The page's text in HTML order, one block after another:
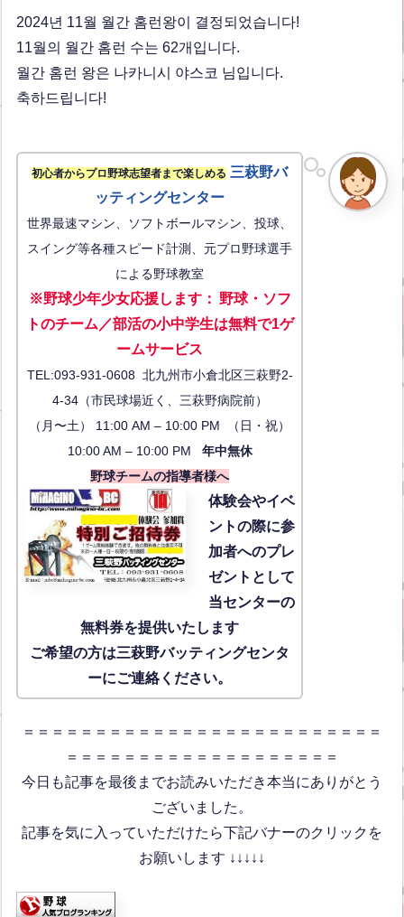
2024년 11월 월간 홈런왕이 결정되었습니다!
11월의 월간 홈런 수는 62개입니다.
월간 홈런 왕은 나카니시 야스코 님입니다.
축하드립니다!
初心者からプロ野球志望者まで楽しめる 三萩野バ
ッティングセンター
世界最速マシン、ソフトボールマシン、投球、
スイング等各種スピード計測、元プロ野球選手
による野球教室
※野球少年少女応援します： 野球・ソフ
トのチーム／部活の小中学生は無料で1ゲ
ームサービス
TEL:093-931-0608 北九州市小倉北区三萩野2-
4-34（市民球場近く、三萩野病院前）
（月〜土） 11:00 AM – 10:00 PM （日・祝）
10:00 AM – 10:00 PM 年中無休
野球チームの指導者様へ
体験会やイベ
ントの際に参
加者へのプレ
ゼントとして
当センターの
無料券を提供いたします
ご希望の方は三萩野バッティングセンタ
ーにご連絡ください。
＝＝＝＝＝＝＝＝＝＝＝＝＝＝＝＝＝＝＝＝＝＝＝＝＝
＝＝＝＝＝＝＝＝＝＝＝＝＝＝＝＝＝＝＝
今日も記事を最後までお読みいただき本当にありがとう
ございました。
記事を気に入っていただけたら下記バナーのクリックを
お願いします ↓↓↓↓↓